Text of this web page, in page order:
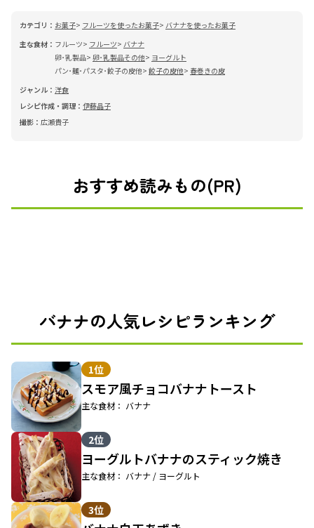
カテゴリ： お菓子 フルーツを使ったお菓子
バナナを使ったお菓子
主な食材： フルーツ フルーツ
バナナ
卵･乳製品 卵･乳製品その他
ヨーグルト
パン･麺･パスタ･餃子の皮他 餃子の皮他
春巻きの皮
ジャンル： 洋食
レシピ作成・調理： 伊藤晶子
撮影： 広瀬貴子
おすすめ読みもの(PR)
バナナの人気レシピランキング
1位
スモア風チョコバナナトースト
主な食材： バナナ
2位
ヨーグルトバナナのスティック焼き
主な食材： バナナ / ヨーグルト
3位